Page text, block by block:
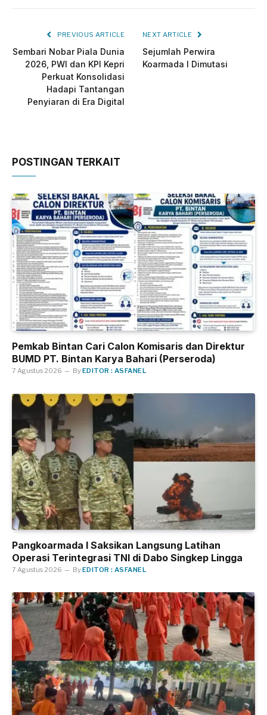
PREVIOUS ARTICLE
Sembari Nobar Piala Dunia
2026, PWI dan KPI Kepri
Perkuat Konsolidasi
Hadapi Tantangan
Penyiaran di Era Digital
NEXT ARTICLE
Sejumlah Perwira
Koarmada I Dimutasi
POSTINGAN TERKAIT
Pemkab Bintan Cari Calon Komisaris dan Direktur
BUMD PT. Bintan Karya Bahari (Perseroda)
7 Agustus 2026 ByEDITOR : ASFANEL
Pangkoarmada I Saksikan Langsung Latihan
Operasi Terintegrasi TNI di Dabo Singkep Lingga
7 Agustus 2026 ByEDITOR : ASFANEL